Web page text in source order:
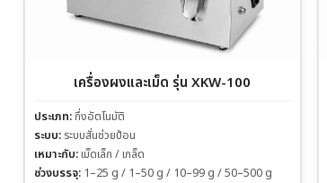
เครื่องผงและเม็ด รุ่น XKW-100
ประเภท:กึ่งอัตโนมัติ
ระบบ: ระบบสั่นช่วยป้อน
เหมาะกับ:เม็ดเล็ก / เกล็ด
ช่วงบรรจุ: 1–25 g / 1–50 g / 10–99 g / 50–500 g